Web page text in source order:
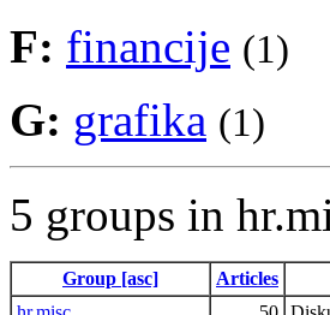
F: financije (1)
G: grafika (1)
5 groups in
Group [asc] Articles